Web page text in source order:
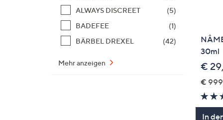
ALWAYS DISCREET
(5)
BADEFEE
(1)
BÄRBEL DREXEL
(42)
Mehr anzeigen
30ml
€
€
In